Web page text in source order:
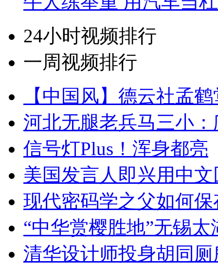
24小时视频排行
一周视频排行
【中国风】德云社孟
河北无腿老兵马三小
信号灯Plus！浑身都亮
美国发言人即兴用中
现代密码学之父如何
“中华赏樱胜地”无锡
清华设计师投身胡同